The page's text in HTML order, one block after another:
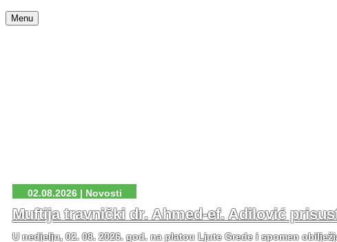
Menu
02.08.2026 | Novosti
Muftija travnički dr. Ahmed-ef. Adilović
U nedjelju, 02. 08. 2026. god. na platou Ljute Grede i spomen